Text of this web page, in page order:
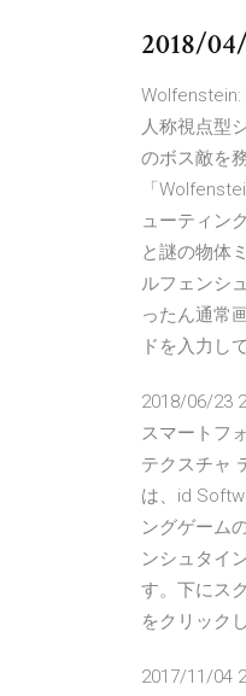
2018/
Wolfenstein:
人称視点型
のボス敵を
「
ューティン
と謎の物体
ルフェンシ
ったん通常
ドを入力し
2018/06/23
スマートフ
テクスチャ
は、id
ングゲーム
ンシュタイ
す。下にス
をクリック
2017/11/04